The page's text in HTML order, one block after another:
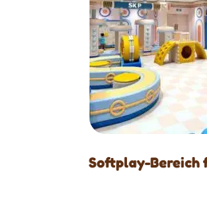
Softplay-Bereich